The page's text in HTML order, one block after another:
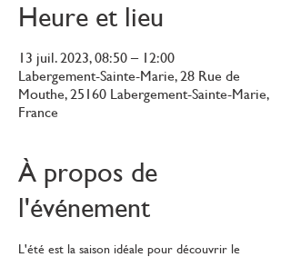
Heure et lieu
13 juil. 2023, 08:50 – 12:00
Labergement-Sainte-Marie, 28 Rue de
Mouthe, 25160 Labergement-Sainte-Marie,
France
À propos de
l'événement
L'été est la saison idéale pour découvrir le